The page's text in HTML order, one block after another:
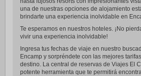
una de nuestras opciones de alojamiento
brindarte una experiencia inolvidable en
Te esperamos en nuestros hoteles. ¡No
vivir una experiencia inolvidable!
Ingresa tus fechas de viaje en nuestro
Encamp y sorpréndete con las mejores
destino. La central de reservas de Viajes El
potente herramienta que te permitirá